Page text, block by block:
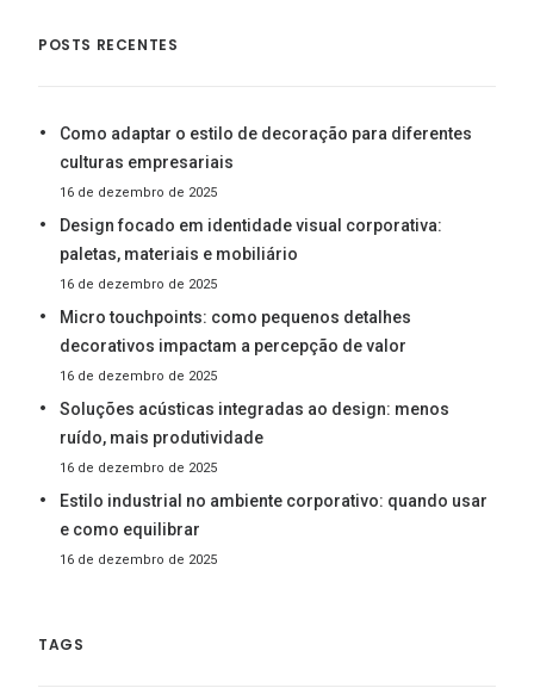
POSTS RECENTES
Como adaptar o estilo de decoração para diferentes
culturas empresariais
16 de dezembro de 2025
Design focado em identidade visual corporativa:
paletas, materiais e mobiliário
16 de dezembro de 2025
Micro touchpoints: como pequenos detalhes
decorativos impactam a percepção de valor
16 de dezembro de 2025
Soluções acústicas integradas ao design: menos
ruído, mais produtividade
16 de dezembro de 2025
Estilo industrial no ambiente corporativo: quando usar
e como equilibrar
16 de dezembro de 2025
TAGS